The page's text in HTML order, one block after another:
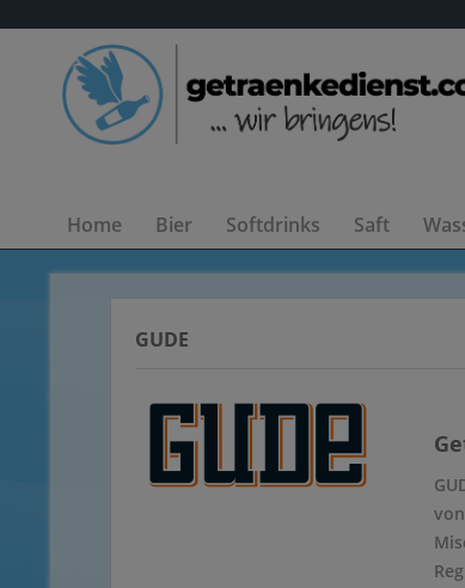
Home Bier Softdrinks Saft
GUDE